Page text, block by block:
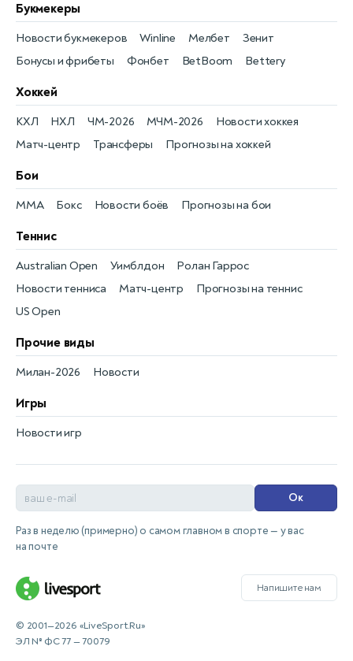
Букмекеры
Бонусы и фрибеты
Новости букмекеров
Фонбет
Winline
BetBoom
Мелбет
Bettery
Зенит
Хоккей
Новости хоккея
КХЛ
Матч-центр
НХЛ
Трансферы
ЧМ-2026
Прогнозы на хоккей
МЧМ-2026
Бои
Новости боёв
MMA Прогнозы на бои
Бокс
Теннис
Новости тенниса
Australian Open
Матч-центр
Уимблдон
Прогнозы на теннис
Ролан Гаррос
US Open
Прочие виды
Новости
Милан-2026
Игры
Новости игр
Ок
Раз в неделю (примерно) о самом главном в спорте — у вас
на почте
Напишите нам
© 2001—2026 «LiveSport.Ru»
ЭЛ № ФС 77 — 70079